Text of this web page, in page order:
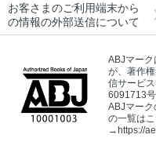
お客さまのご利用端末から
の情報の外部送信について
ABJマー
が、著作
信サービ
6091713号
ABJマー
の一覧は
→https://